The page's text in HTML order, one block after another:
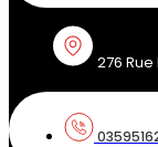
276